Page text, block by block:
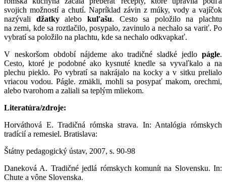
svojich možností a chutí. Napríklad závin z múky, vody a vajíčok
nazývali džatkyalebo kuľašu. Cesto sa položilo na plachtu
na zemi, kde sa roztlačilo, posypalo, zavinulo a nechalo sa variť. Po
vybratí sa položilo na plachtu, kde sa nechalo odkvapkať.
V neskoršom období nájdeme ako tradičné sladké jedlo págle.
Cesto, ktoré je podobné ako kysnuté knedle sa vyvaľkalo a na
plechu pieklo. Po vybratí sa nakrájalo na kocky a v sitku prelialo
vriacou vodou. Págle. zmäkli, mohli sa posypať makom, orechmi,
alebo tvarohom a zaliali sa teplým mliekom.
Literatúra/zdroje:
Horváthová E. Tradičná rómska strava. In: Antalógia rómskych
tradícií a remesiel. Bratislava:
Štátny pedagogický ústav, 2007, s. 90-98
Daneková A. Tradičné jedlá rómskych komunít na Slovensku. In:
Chute a vône Slovenska.